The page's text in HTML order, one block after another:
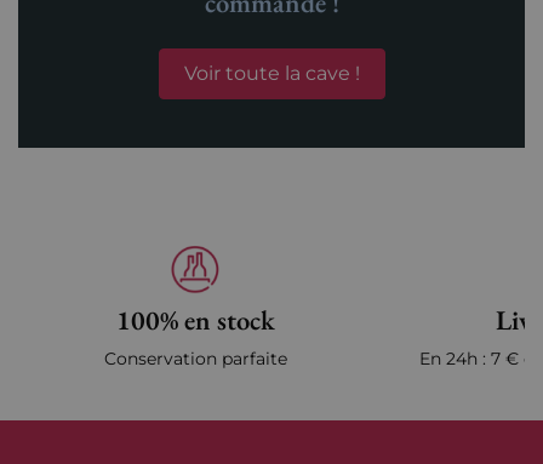
Voir toute la cave !
100% en stock
Conservation parfaite En 24h : 7 €